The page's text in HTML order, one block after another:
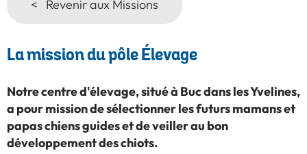
< Revenir aux Missions
La mission du pôle Élevage
Notre centre d'élevage, situé à Buc dans les Yvelines,
a pour mission de sélectionner les futurs mamans et
papas chiens guides et de veiller au bon
développement des chiots.